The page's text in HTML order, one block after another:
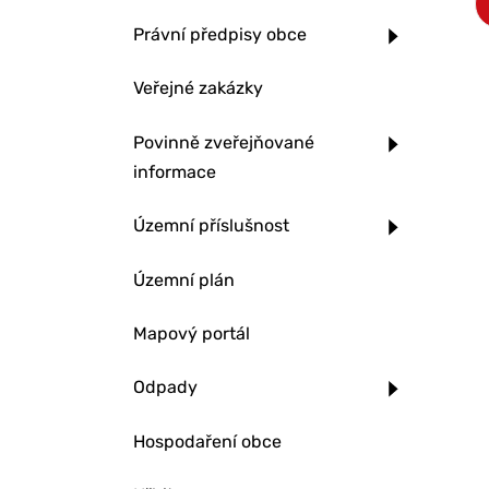
Právní předpisy obce
Veřejné zakázky
Povinně zveřejňované
informace
Územní příslušnost
Územní plán
Mapový portál
Odpady
Hospodaření obce